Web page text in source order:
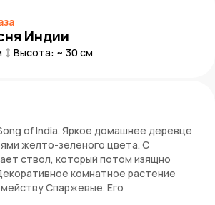
Индии
Высота: ~ 30 см
of India. Яркое домашнее деревце
желто-зеленого цвета. С
ствол, который потом изящно
комнатное растение
Спаржевые. Его